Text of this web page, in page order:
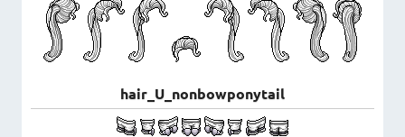
hair_U_nonbowponytail